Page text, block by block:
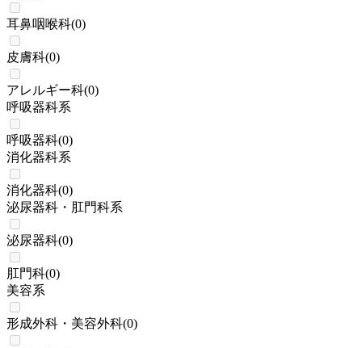
耳鼻咽喉科(0)
皮膚科(0)
アレルギー科(0)
呼吸器科系
呼吸器科(0)
消化器科系
消化器科(0)
泌尿器科・肛門科系
泌尿器科(0)
肛門科(0)
美容系
形成外科・美容外科(0)